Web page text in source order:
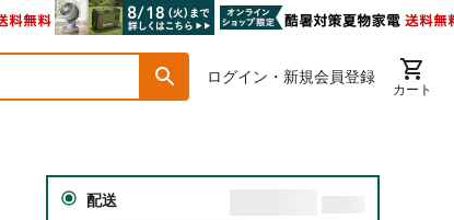
ログイン・新規会員登録
カート
配送